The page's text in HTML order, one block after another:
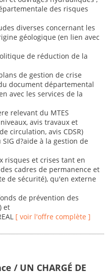
des risques
diverses concernant les
géologique (en lien avec
de réduction de la
de gestion de crise
document départemental
avec les services de la
relevant du MTES
avis travaux et
circulation, avis CDSR)
d?aide à la gestion de
risques et crises tant en
cadres de permanence et
de sécurité), qu'en externe
de prévention des
et
[ voir l'offre complète ]
/ UN CHARGÉ DE